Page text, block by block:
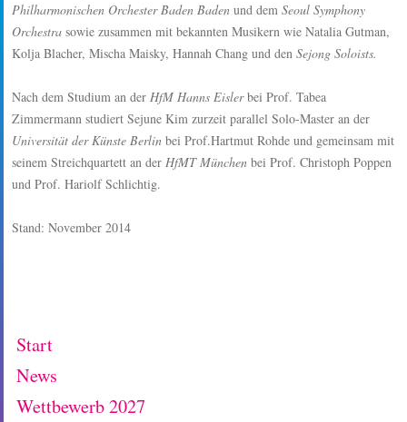
Philharmonischen Orchester Baden Baden und dem Seoul Symphony
Orchestrasowie zusammen mit bekannten Musikern wie Natalia Gutman,
Kolja Blacher, Mischa Maisky, Hannah Chang und den Sejong Soloists.
Nach dem Studium an der HfM Hanns Eislerbei Prof. Tabea
Zimmermann studiert Sejune Kim zurzeit parallel Solo-Master an der
Universität der Künste Berlinbei Prof.Hartmut Rohde und gemeinsam mit
seinem Streichquartett an der HfMT Münchenbei Prof. Christoph Poppen
und Prof. Hariolf Schlichtig.
Stand: November 2014
Start
News
Wettbewerb 2027